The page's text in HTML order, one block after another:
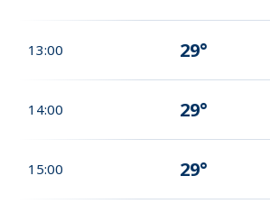
13:00 29°
14:00 29°
15:00 29°